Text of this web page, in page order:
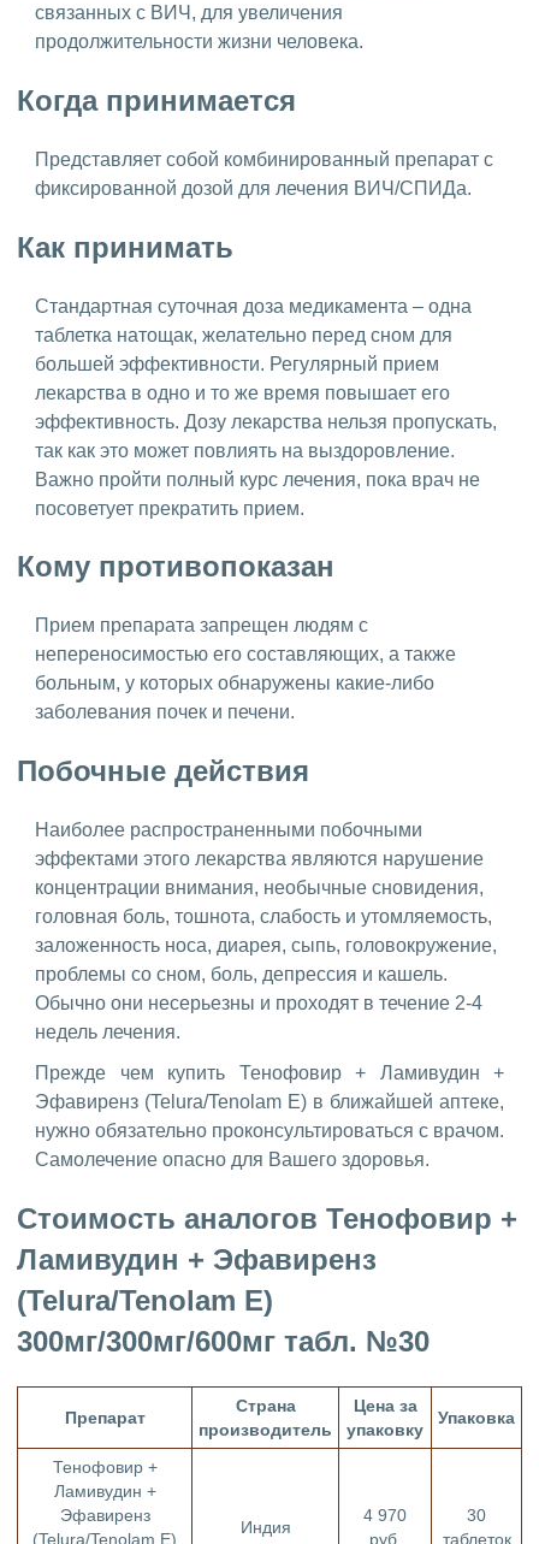
связанных с ВИЧ, для увеличения
продолжительности жизни человека.
Когда принимается
Представляет собой комбинированный препарат с
фиксированной дозой для лечения ВИЧ/СПИДа.
Как принимать
Стандартная суточная доза медикамента – одна
таблетка натощак, желательно перед сном для
большей эффективности. Регулярный прием
лекарства в одно и то же время повышает его
эффективность. Дозу лекарства нельзя пропускать,
так как это может повлиять на выздоровление.
Важно пройти полный курс лечения, пока врач не
посоветует прекратить прием.
Кому противопоказан
Прием препарата запрещен людям с
непереносимостью его составляющих, а также
больным, у которых обнаружены какие-либо
заболевания почек и печени.
Побочные действия
Наиболее распространенными побочными
эффектами этого лекарства являются нарушение
концентрации внимания, необычные сновидения,
головная боль, тошнота, слабость и утомляемость,
заложенность носа, диарея, сыпь, головокружение,
проблемы со сном, боль, депрессия и кашель.
Обычно они несерьезны и проходят в течение 2-4
недель лечения.
Прежде чем купить Тенофовир + Ламивудин +
Эфавиренз (Telura/Tenolam E) в ближайшей аптеке,
нужно обязательно проконсультироваться с врачом.
Самолечение опасно для Вашего здоровья.
Стоимость аналогов Тенофовир +
Ламивудин + Эфавиренз
(Telura/Tenolam E)
300мг/300мг/600мг табл. №30
Препарат
Страна
производитель
Цена за
упаковку
Упаковка
Тенофовир +
Ламивудин +
Эфавиренз
(Telura/Tenolam E)
Индия
4 970
руб.
30
таблеток